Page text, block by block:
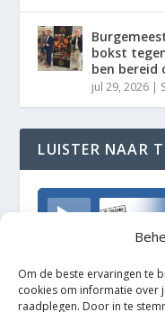
Om de beste ervaringen te
cookies om informatie over
raadplegen. Door in te
bokst
ben
jul 29, 2026 |
LUISTER NAAR